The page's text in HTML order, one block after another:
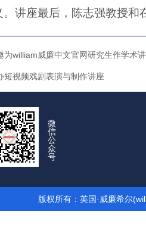
讲座最后，陈志强教授
为william威廉中文官网研究生作学术
短视频戏剧表演与制作讲座
微
信
公
众
号
版权所有：英国·威廉希尔